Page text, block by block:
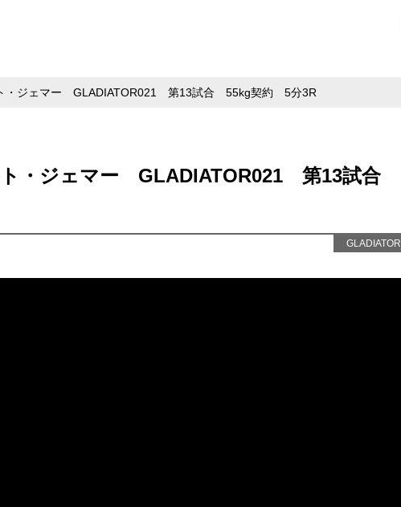
・ジェマー GLADIATOR021 第13試合 55kg契約 5分3R
ト・ジェマー GLADIATOR021 第13試合
GLADIATOR